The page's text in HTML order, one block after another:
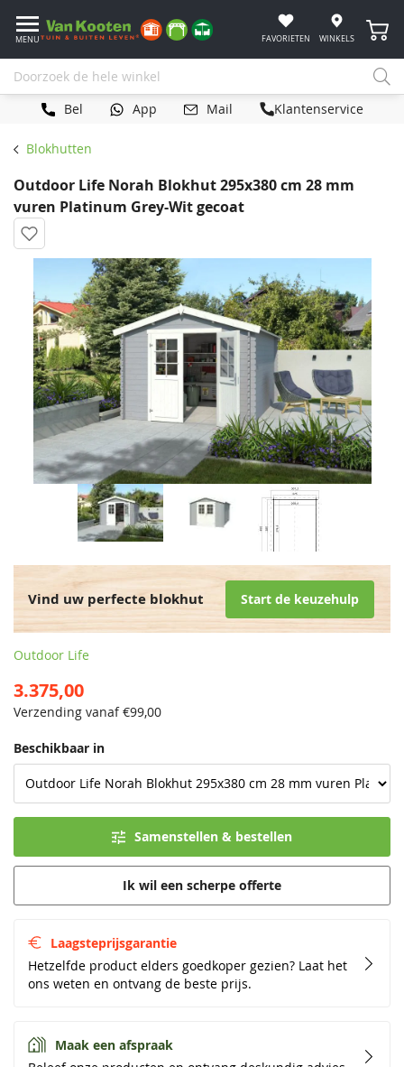
MENU FAVORIETEN WINKELS
Bel App Mail Klantenservice
Blokhutten
Outdoor Life Norah Blokhut 295x380 cm 28 mm
vuren Platinum Grey-Wit gecoat
Vind uw perfecte blokhut Start de keuzehulp
Outdoor Life
3.375,00
Verzending vanaf €99,00
Beschikbaar in
Laagsteprijsgarantie
Hetzelfde product elders goedkoper gezien? Laat het
ons weten en ontvang de beste prijs.
Maak een afspraak
Samenstellen & bestellen
Ik wil een scherpe offerte